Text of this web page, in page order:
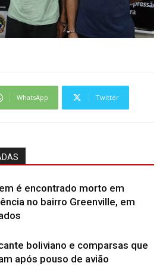
WhatsApp Twitter
é encontrado morto em
no bairro Greenville, em
boliviano e comparsas que
após pouso de avião